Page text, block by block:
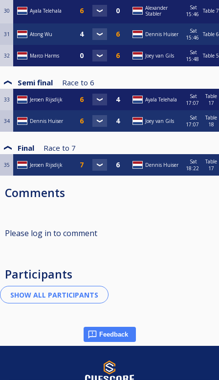
30 Ayala Telehala
Alexander
Stabler
Sat
15:46
Table 7
31 Atong Wu Dennis Huiser
Sat
15:46
Table 6
32 Marco Harms Joey van Gils
Sat
15:48
Table 5
Semi final Race to 6
33 Jeroen Rijsdijk Ayala Telehala
Sat
17:07
Table
17
34 Dennis Huiser Joey van Gils
Sat
17:07
Table
18
Final Race to 7
35 Jeroen Rijsdijk Dennis Huiser
Sat
18:22
Table
17
Comments
Please log in to comment
Participants
Feedback